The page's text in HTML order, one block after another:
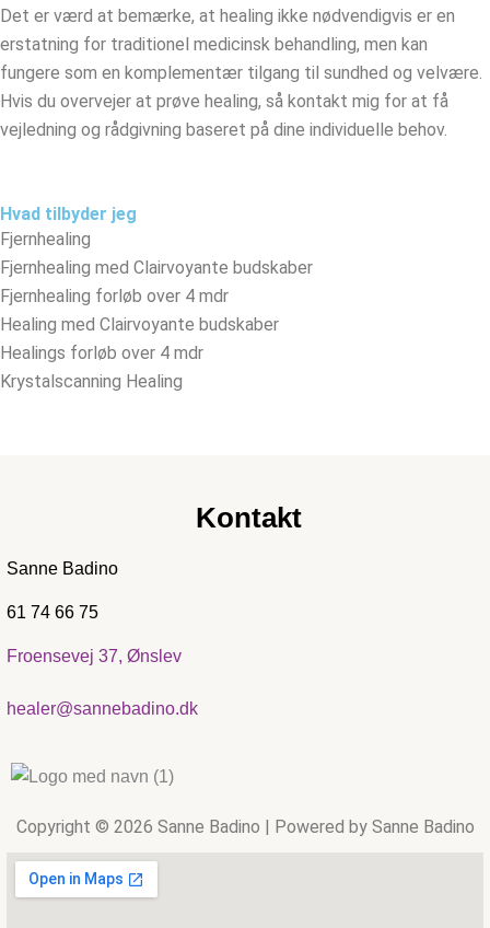
Det er værd at bemærke, at healing ikke nødvendigvis er en
erstatning for traditionel medicinsk behandling, men kan
fungere som en komplementær tilgang til sundhed og velvære.
Hvis du overvejer at prøve healing, så kontakt mig for at få
vejledning og rådgivning baseret på dine individuelle behov.
Hvad tilbyder jeg
Fjernhealing
Fjernhealing med Clairvoyante budskaber
Fjernhealing forløb over 4 mdr
Healing med Clairvoyante budskaber
Healings forløb over 4 mdr
Krystalscanning Healing
Kontakt
Sanne Badino
61 74 66 75
Froensevej 37, Ønslev
healer@sannebadino.dk
Copyright © 2026 Sanne Badino | Powered by Sanne Badino